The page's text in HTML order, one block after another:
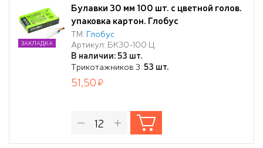
Булавки 30 мм 100 шт. с цветной голов.
упаковка картон. Глобус
ТМ: Глобус
Артикул: БК30-100 Ц
В наличии: 53 шт.
Трикотажников 3:53 шт.
ЗАКЛАДКА
51,50